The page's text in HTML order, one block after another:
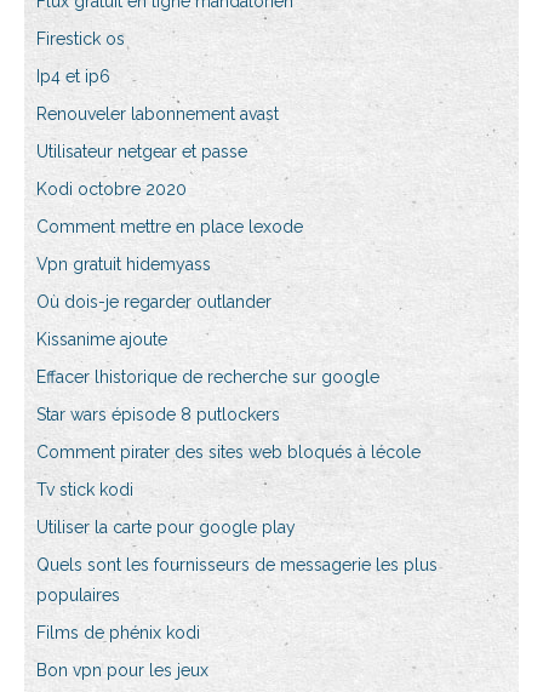
Firestick os
Ip4 et ip6
Renouveler labonnement avast
Utilisateur netgear et passe
Kodi octobre 2020
Comment mettre en place lexode
Vpn gratuit hidemyass
Où dois-je regarder outlander
Kissanime ajoute
Effacer lhistorique de recherche sur google
Star wars épisode 8 putlockers
Comment pirater des sites web bloqués à lécole
Tv stick kodi
Utiliser la carte pour google play
Quels sont les fournisseurs de messagerie les plus
populaires
Films de phénix kodi
Bon vpn pour les jeux